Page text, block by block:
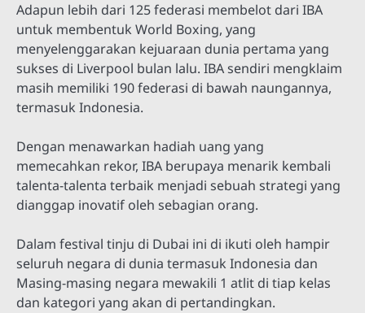
Adapun lebih dari 125 federasi membelot dari IBA
untuk membentuk World Boxing, yang
menyelenggarakan kejuaraan dunia pertama yang
sukses di Liverpool bulan lalu. IBA sendiri mengklaim
masih memiliki 190 federasi di bawah naungannya,
termasuk Indonesia.
Dengan menawarkan hadiah uang yang
memecahkan rekor, IBA berupaya menarik kembali
talenta-talenta terbaik menjadi sebuah strategi yang
dianggap inovatif oleh sebagian orang.
Dalam festival tinju di Dubai ini di ikuti oleh hampir
seluruh negara di dunia termasuk Indonesia dan
Masing-masing negara mewakili 1 atlit di tiap kelas
dan kategori yang akan di pertandingkan.